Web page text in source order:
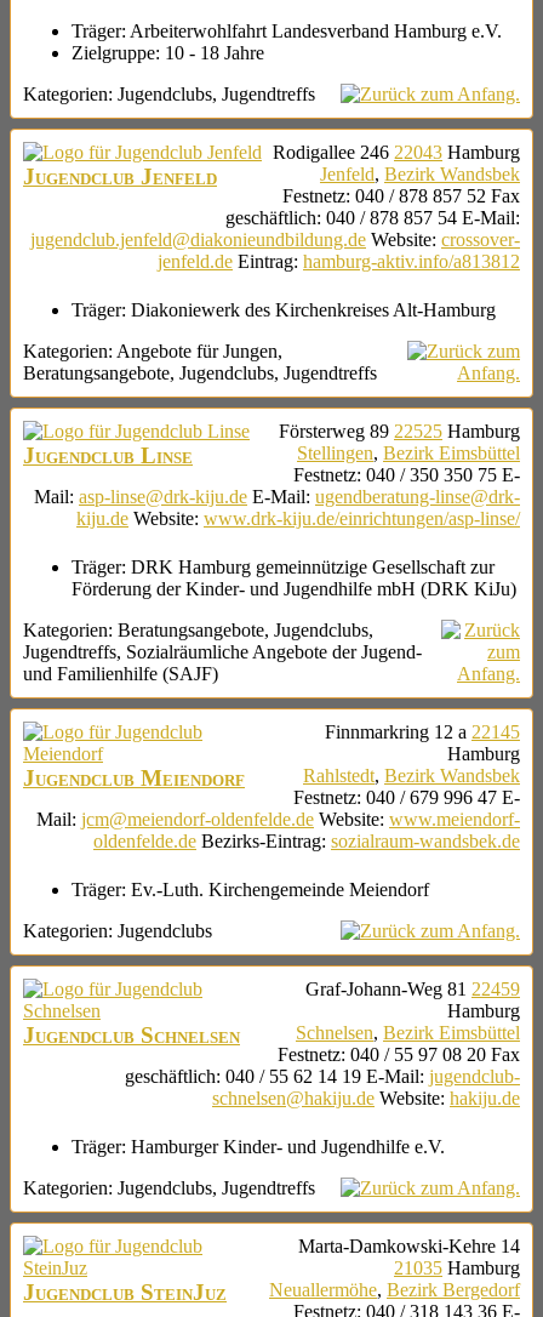
Träger: Arbeiterwohlfahrt Landesverband Hamburg e.V.
Zielgruppe: 10 - 18 Jahre
Kategorien: Jugendclubs, Jugendtreffs
Jugendclub Jenfeld
Rodigallee 246 22043 Hamburg
Jenfeld, Bezirk Wandsbek
Festnetz: 040 / 878 857 52 Fax
geschäftlich: 040 / 878 857 54 E-Mail:
jugendclub.jenfeld@diakonieundbildung.de Website: crossover-
jenfeld.de Eintrag: hamburg-aktiv.info/a813812
Träger: Diakoniewerk des Kirchenkreises Alt-Hamburg
Kategorien: Angebote für Jungen,
Beratungsangebote, Jugendclubs, Jugendtreffs
Jugendclub Linse
Försterweg 89 22525 Hamburg
Stellingen, Bezirk Eimsbüttel
Festnetz: 040 / 350 350 75 E-
Mail: asp-linse@drk-kiju.de E-Mail: ugendberatung-linse@drk-
kiju.de Website: www.drk-kiju.de/einrichtungen/asp-linse/
Träger: DRK Hamburg gemeinnützige Gesellschaft zur
Förderung der Kinder- und Jugendhilfe mbH (DRK KiJu)
Kategorien: Beratungsangebote, Jugendclubs,
Jugendtreffs, Sozialräumliche Angebote der Jugend-
und Familienhilfe (SAJF)
Jugendclub Meiendorf
Finnmarkring 12 a 22145
Hamburg
Rahlstedt, Bezirk Wandsbek
Festnetz: 040 / 679 996 47 E-
Mail: jcm@meiendorf-oldenfelde.de Website: www.meiendorf-
oldenfelde.de Bezirks-Eintrag: sozialraum-wandsbek.de
Träger: Ev.-Luth. Kirchengemeinde Meiendorf
Kategorien: Jugendclubs
Jugendclub Schnelsen
Graf-Johann-Weg 81 22459
Hamburg
Schnelsen, Bezirk Eimsbüttel
Festnetz: 040 / 55 97 08 20 Fax
geschäftlich: 040 / 55 62 14 19 E-Mail: jugendclub-
schnelsen@hakiju.de Website: hakiju.de
Träger: Hamburger Kinder- und Jugendhilfe e.V.
Kategorien: Jugendclubs, Jugendtreffs
Jugendclub SteinJuz
Marta-Damkowski-Kehre 14
21035 Hamburg
Neuallermöhe, Bezirk Bergedorf
Festnetz: 040 / 318 143 36 E-